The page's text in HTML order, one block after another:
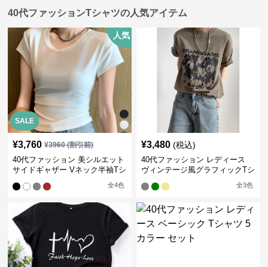
40代ファッションTシャツの人気アイテム
SALE
人気
¥3,760 ¥3960(割引前)
40代ファッション 美シルエット
サイドギャザー Vネック半袖Tシ
全4色
¥3,480 (税込)
40代ファッション レディース
ヴィンテージ風グラフィックTシ
全3色